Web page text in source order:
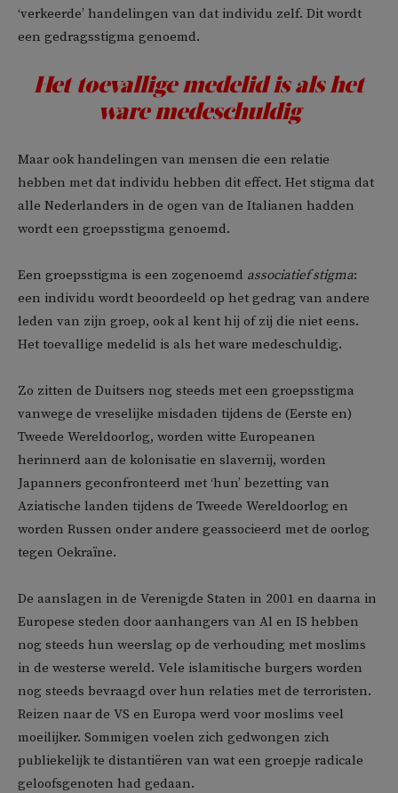
‘verkeerde’ handelingen van dat individu zelf. Dit wordt
een gedragsstigma genoemd.
Het toevallige medelid is als het
ware medeschuldig
Maar ook handelingen van mensen die een relatie
hebben met dat individu hebben dit effect. Het stigma dat
alle Nederlanders in de ogen van de Italianen hadden
wordt een groepsstigma genoemd.
Een groepsstigma is een zogenoemd associatief stigma:
een individu wordt beoordeeld op het gedrag van andere
leden van zijn groep, ook al kent hij of zij die niet eens.
Het toevallige medelid is als het ware medeschuldig.
Zo zitten de Duitsers nog steeds met een groepsstigma
vanwege de vreselijke misdaden tijdens de (Eerste en)
Tweede Wereldoorlog, worden witte Europeanen
herinnerd aan de kolonisatie en slavernij, worden
Japanners geconfronteerd met ‘hun’ bezetting van
Aziatische landen tijdens de Tweede Wereldoorlog en
worden Russen onder andere geassocieerd met de oorlog
tegen Oekraïne.
De aanslagen in de Verenigde Staten in 2001 en daarna in
Europese steden door aanhangers van Al en IS hebben
nog steeds hun weerslag op de verhouding met moslims
in de westerse wereld. Vele islamitische burgers worden
nog steeds bevraagd over hun relaties met de terroristen.
Reizen naar de VS en Europa werd voor moslims veel
moeilijker. Sommigen voelen zich gedwongen zich
publiekelijk te distantiëren van wat een groepje radicale
geloofsgenoten had gedaan.